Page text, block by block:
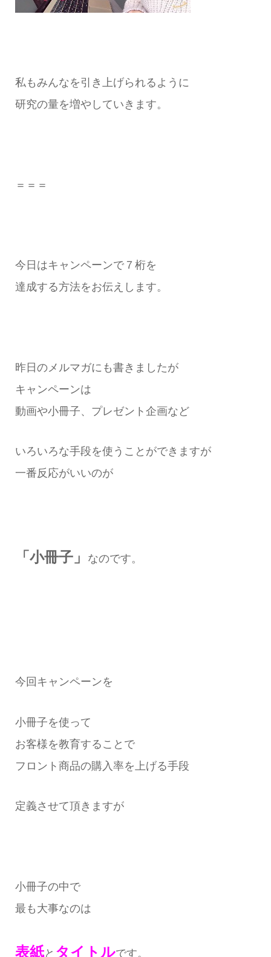
私もみんなを引き上げられるように
研究の量を増やしていきます。
＝＝＝
今日はキャンペーンで７桁を
達成する方法をお伝えします。
昨日のメルマガにも書きましたが
キャンペーンは
動画や小冊子、プレゼント企画など
いろいろな手段を使うことができますが
一番反応がいいのが
「小冊子」 なのです。
今回キャンペーンを
小冊子を使って
お客様を教育することで
フロント商品の購入率を上げる手段
定義させて頂きますが
小冊子の中で
最も大事なのは
表紙と タイトルです。